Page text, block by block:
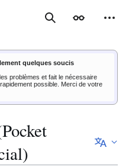
RechercherApparence
quelques soucis
problèmes et fait le nécessaire
possible. Merci de votre